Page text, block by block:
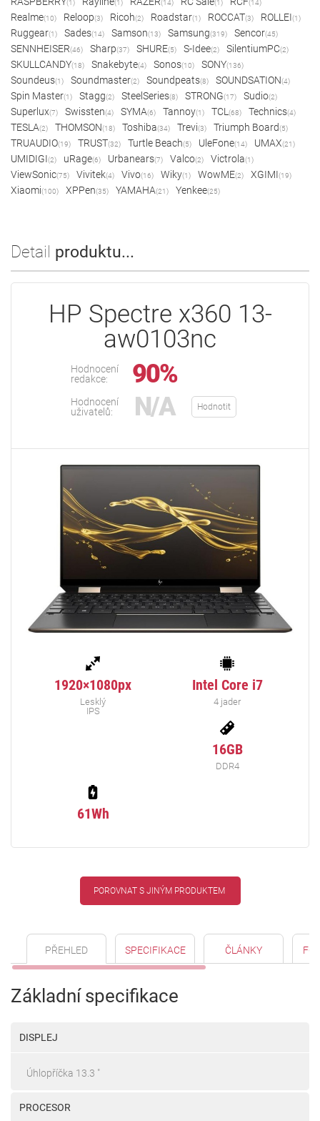
(1) (1) (14) (1) (14)
Realme(10) Reloop(3) Ricoh(2) Roadstar(1) ROCCAT(3) ROLLEI(1)
Ruggear(1) Sades(14) Samson(13) Samsung(319) Sencor(45)
SENNHEISER(46) Sharp(37) SHURE(5) S-Idee(2) SilentiumPC(2)
SKULLCANDY(18) Snakebyte(4) Sonos(10) SONY(136)
Soundeus(1) Soundmaster(2) Soundpeats(8) SOUNDSATION(4)
Spin Master(1) Stagg(2) SteelSeries(8) STRONG(17) Sudio(2)
Superlux(7) Swissten(4) SYMA(6) Tannoy(1) TCL (68) Technics(4)
TESLA(2) THOMSON(18) Toshiba(34) Trevi(3) Triumph Board(5)
TRUAUDIO(19) TRUST(32) Turtle Beach(5) UleFone(14) UMAX(21)
UMIDIGI(2) uRage(6) Urbanears(7) Valco(2) Victrola(1)
ViewSonic(75) Vivitek(4) Vivo(16) Wiky(1) WowME(2) XGIMI(19)
Xiaomi(100) XPPen(35) YAMAHA(21) Yenkee(25)
Detail produktu...
HP Spectre x360 13-
aw0103nc
Hodnocení
redakce:
90%
Hodnocení
uživatelů:
N/A Hodnotit
1920×1080px
Lesklý
IPS
Intel Core i7
4 jader
16GB
DDR4
61Wh
POROVNAT S JINÝM PRODUKTEM
PŘEHLED SPECIFIKACE ČLÁNKY
Základní specifikace
DISPLEJ
Úhlopříčka 13.3 "
PROCESOR